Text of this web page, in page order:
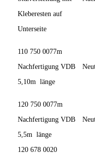
Kleberesten auf
Unterseite
110 750 0077m
Nachfertigung VDB
5,10m länge
120 750 0077m
Nachfertigung VDB
5,5m länge
120 678 0020